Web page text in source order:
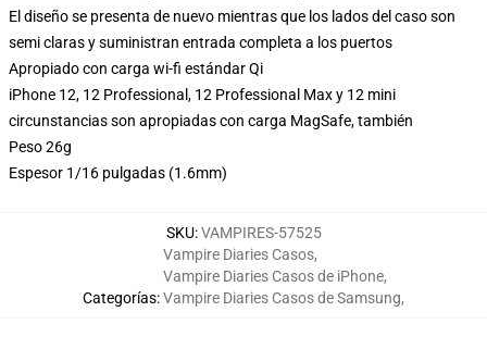
El diseño se presenta de nuevo mientras que los lados del caso son
semi claras y suministran entrada completa a los puertos
Apropiado con carga wi-fi estándar Qi
iPhone 12, 12 Professional, 12 Professional Max y 12 mini
circunstancias son apropiadas con carga MagSafe, también
Peso 26g
Espesor 1/16 pulgadas (1.6mm)
SKU:VAMPIRES-57525
Categorías:
Vampire Diaries Casos,
Vampire Diaries Casos de iPhone,
Vampire Diaries Casos de Samsung,